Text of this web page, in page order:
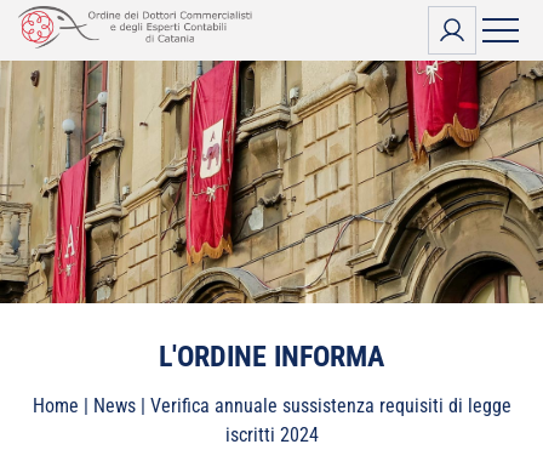
Vai
contenuto
L'ORDINE INFORMA
Home | News| Verifica annuale sussistenza requisiti di legge
iscritti 2024